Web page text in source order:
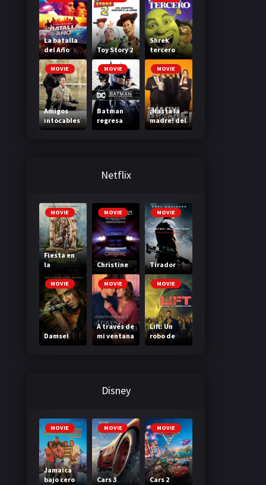
(Bring It
On: Cheer
or Die)
La batalla
del Año
Toy Story 2
Shrek
tercero
MOVIE
Amigos
intocables
MOVIE
Batman
regresa
MOVIE
¡Hasta la
madre! del
Día de los
Netflix
MOVIE
Fiesta en
la
Madriguer
a
MOVIE
Christine
MOVIE
Tirador
MOVIE
Damsel
MOVIE
A través de
mi ventana
3: A través
MOVIE
Lift: Un
robo de
primera
Disney
MOVIE
Jamaica
bajo cero
MOVIE
Cars 3
MOVIE
Cars 2